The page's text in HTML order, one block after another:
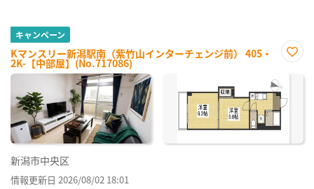
キャンペーン
Kマンスリー新潟駅南（紫竹山インターチェンジ前） 405・
2K-【中部屋】(No.717086)
に入
録
新潟市中央区
情報更新日 2026/08/02 18:01